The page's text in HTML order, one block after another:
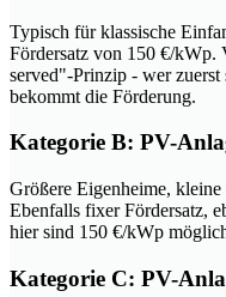
Typisch für klassische
Fördersatz von 150 €/kWp.
served"-Prinzip - wer
bekommt die Förderung.
Kategorie B: PV-
Größere Eigenheime,
Ebenfalls fixer Fördersatz,
hier sind 150 €/kWp
Kategorie C: PV-